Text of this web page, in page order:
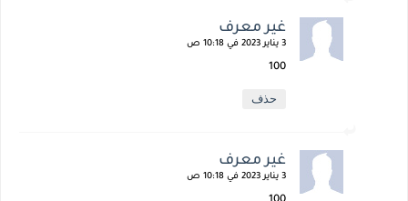
غير معرف
3 يناير 2023 في 10:18 ص
100
حذف
غير معرف
3 يناير 2023 في 10:18 ص